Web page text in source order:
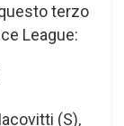
terzo
League:
(S),